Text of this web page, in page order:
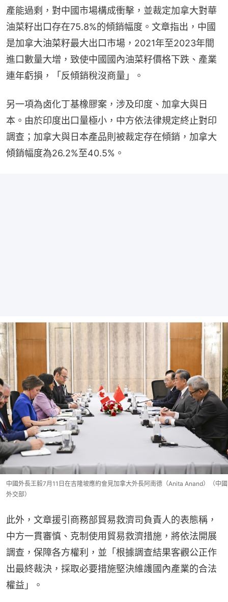
產能過剩，對中國市場構成衝擊，並裁定加拿大對華
油菜籽出口存在75.8%的傾銷幅度。文章指出，中國
是加拿大油菜籽最大出口市場，2021年至2023年間
進口數量大增，致使中國國內油菜籽價格下跌、產業
連年虧損，「反傾銷稅沒商量」。
另一項為卤化丁基橡膠案，涉及印度、加拿大與日
本。由於印度出口量極小，中方依法律規定終止對印
調查；加拿大與日本產品則被裁定存在傾銷，加拿大
傾銷幅度為26.2%至40.5%。
中國外長王毅7月11日在吉隆坡應約會見加拿大外長阿南德（Anita Anand）（中國
外交部）
此外，文章援引商務部貿易救濟司負責人的表態稱，
中方一貫審慎、克制使用貿易救濟措施，將依法開展
調查，保障各方權利，並「根據調查結果客觀公正作
出最終裁決，採取必要措施堅決維護國內產業的合法
權益」。